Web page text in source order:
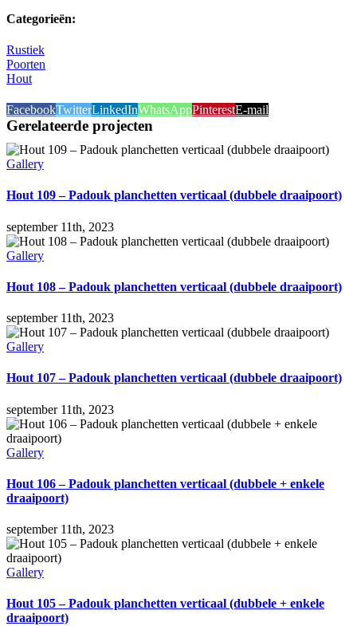
Categorieën:
Rustiek
Poorten
Hout
FacebookTwitterLinkedInWhatsAppPinterestE-mail
Gerelateerde projecten
Gallery
Hout 109 – Padouk planchetten verticaal (dubbele draaipoort)
september 11th, 2023
Gallery
Hout 108 – Padouk planchetten verticaal (dubbele draaipoort)
september 11th, 2023
Gallery
Hout 107 – Padouk planchetten verticaal (dubbele draaipoort)
september 11th, 2023
Gallery
Hout 106 – Padouk planchetten verticaal (dubbele + enkele
draaipoort)
september 11th, 2023
Gallery
Hout 105 – Padouk planchetten verticaal (dubbele + enkele
draaipoort)